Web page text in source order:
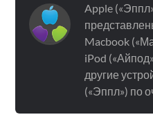
Apple
Macbook
iPod
другие
(«Эппл») по